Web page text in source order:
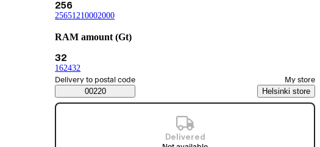
Current selection 256
256
256(storage capacity (Gt)
512(storage capacity (Gt)
1000(storage capacity (Gt)
2000
RAM amount (Gt)
Current selection 32
32
16(RAM amount (Gt)
24(RAM amount (Gt)
32
Saatavuustiedot
Select order method
Delivery to postal code
00220
My store
Helsinki store
Delivered